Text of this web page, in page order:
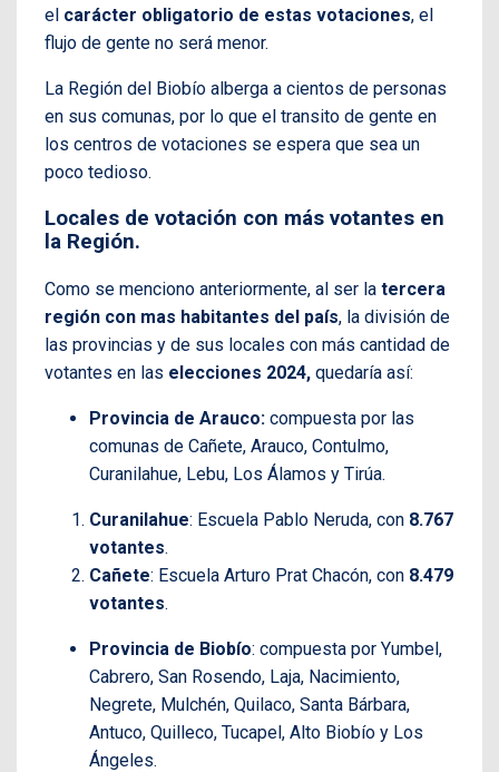
el carácter obligatorio de estas votaciones, el
flujo de gente no será menor.
La Región del Biobío alberga a cientos de personas
en sus comunas, por lo que el transito de gente en
los centros de votaciones se espera que sea un
poco tedioso.
Locales de votación con más votantes en
la Región.
Como se menciono anteriormente, al ser la tercera
región con mas habitantes del país, la división de
las provincias y de sus locales con más cantidad de
votantes en las elecciones 2024, quedaría así:
Provincia de Arauco: compuesta por las
comunas de Cañete, Arauco, Contulmo,
Curanilahue, Lebu, Los Álamos y Tirúa.
Curanilahue: Escuela Pablo Neruda, con 8.767
votantes.
Cañete: Escuela Arturo Prat Chacón, con 8.479
votantes.
Provincia de Biobío: compuesta por Yumbel,
Cabrero, San Rosendo, Laja, Nacimiento,
Negrete, Mulchén, Quilaco, Santa Bárbara,
Antuco, Quilleco, Tucapel, Alto Biobío y Los
Ángeles.